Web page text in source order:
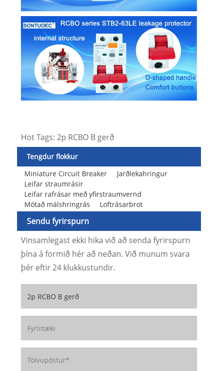
Hot Tags: 2p RCBO B gerð
Tengdur flokkur
Miniature Circuit Breaker
Jarðlekahringur
Leifar straumrásir
Leifar rafrásar með yfirstraumvernd
Mótað málshringrás
Loftrásarbrot
Sendu fyrirspurn
Vinsamlegast ekki hika við að senda fyrirspurn
þína á formið hér að neðan. Við munum svara
þér eftir 24 klukkustundir.